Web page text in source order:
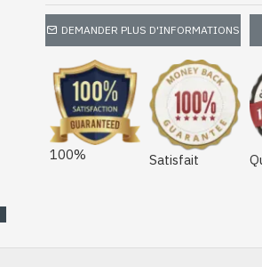
DEMANDER PLUS D'INFORMATIONS
100% Satisfait